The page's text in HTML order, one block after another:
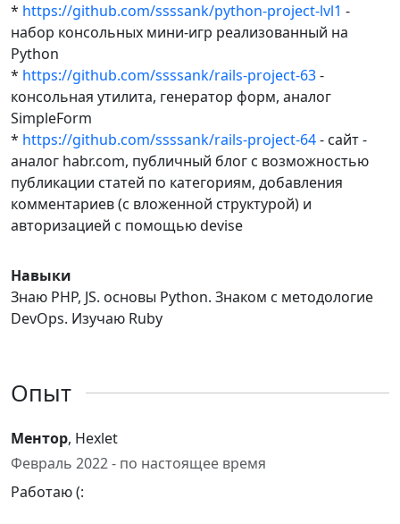
* https://github.com/ssssank/python-project-lvl1 -
набор консольных мини-игр реализованный на
Python
* https://github.com/ssssank/rails-project-63-
консольная утилита, генератор форм, аналог
SimpleForm
* https://github.com/ssssank/rails-project-64- сайт -
аналог habr.com, публичный блог с возможностью
публикации статей по категориям, добавления
комментариев (с вложенной структурой) и
авторизацией с помощью devise
Навыки
Знаю PHP, JS. основы Python. Знаком с методологие
DevOps. Изучаю Ruby
Опыт
Ментор, Hexlet
Февраль 2022 - по настоящее время
Работаю (: